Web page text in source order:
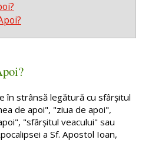
în strânsă legătură cu sfârșitul
de apoi", "ziua de apoi",
"sfârșitul veacului" sau
a Sf. Apostol Ioan,